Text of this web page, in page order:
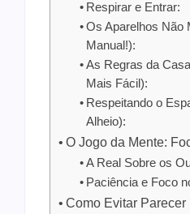
Respirar e Entrar:
Os Aparelhos Não
Manual!):
As Regras da
Mais Fácil):
Respeitando o
Alheio):
O Jogo da Mente:
A Real Sobre os
Paciência e Foco
Como Evitar Parecer